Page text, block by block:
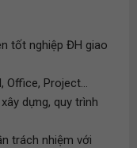
tốt nghiệp ĐH giao
Office, Project...
xây dựng, quy trình
trách nhiệm với